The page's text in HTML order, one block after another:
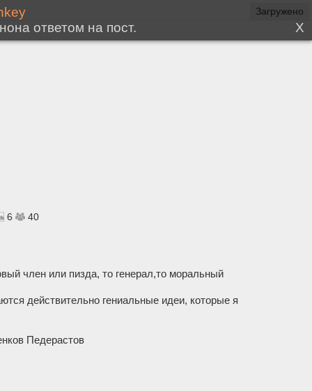
6 40
член или пизда, то генерал,то моральный
действительно гениальные идеи, которые я
Педерастов